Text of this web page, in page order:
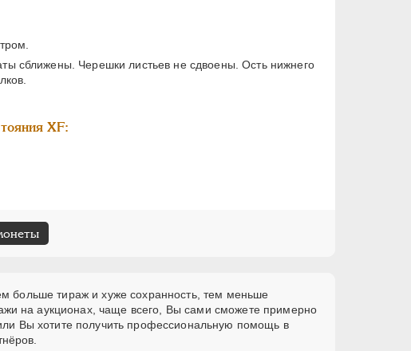
сближены. Черешки листьев не сдвоены. Ость нижнего
XF:
больше тираж и хуже сохранность, тем меньше
на аукционах, чаще всего, Вы сами сможете примерно
Вы хотите получить профессиональную помощь в